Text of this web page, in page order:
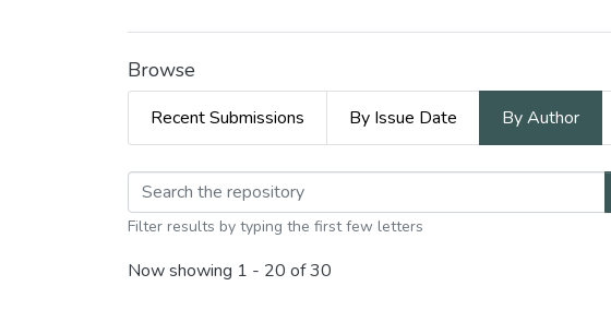
Browse
Recent Submissions By Issue Date By Author
Browsing Tecnología
Filter results by typing the first few letters
Now showing 1 - 20 of 30